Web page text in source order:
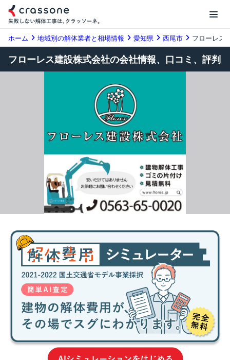
ホーム 地域別の解体業者と相場情報 愛知県 西尾市 フローレス
フローレス建設株式会社の会社情報、口コミ、評判